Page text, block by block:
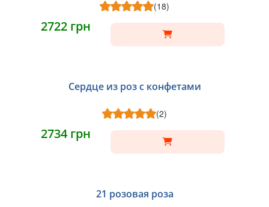
(18)
2722 грн
Сердце из роз с конфетами
(2)
2734 грн
21 розовая роза